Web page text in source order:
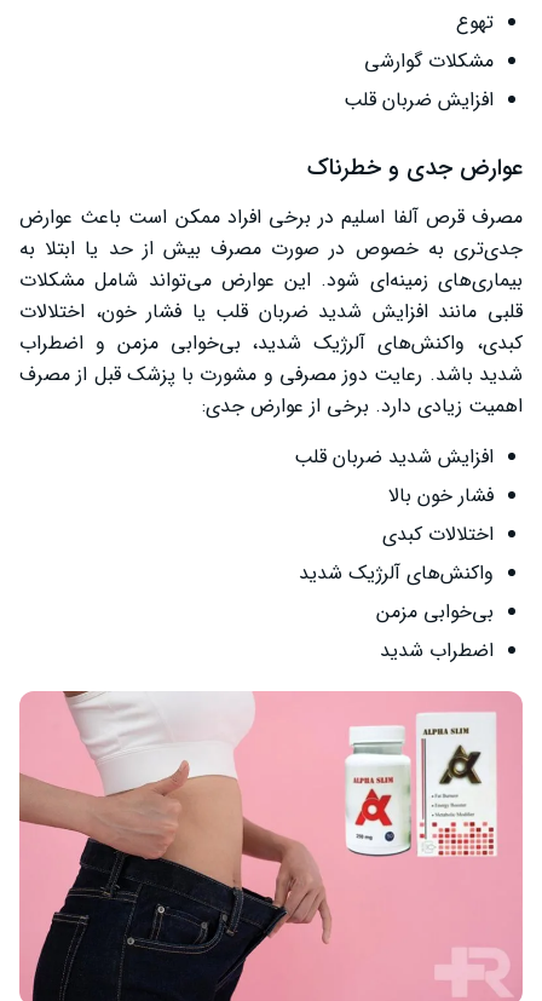
تهوع
مشکلات گوارشی
افزایش ضربان قلب
عوارض جدی و خطرناک
مصرف قرص آلفا اسلیم در برخی افراد ممکن است باعث عوارض
جدی‌تری به خصوص در صورت مصرف بیش از حد یا ابتلا به
بیماری‌های زمینه‌ای شود. این عوارض می‌تواند شامل مشکلات
قلبی مانند افزایش شدید ضربان قلب یا فشار خون، اختلالات
کبدی، واکنش‌های آلرژیک شدید، بی‌خوابی مزمن و اضطراب
شدید باشد. رعایت دوز مصرفی و مشورت با پزشک قبل از مصرف
اهمیت زیادی دارد. برخی از عوارض جدی:
افزایش شدید ضربان قلب
فشار خون بالا
اختلالات کبدی
واکنش‌های آلرژیک شدید
بی‌خوابی مزمن
اضطراب شدید